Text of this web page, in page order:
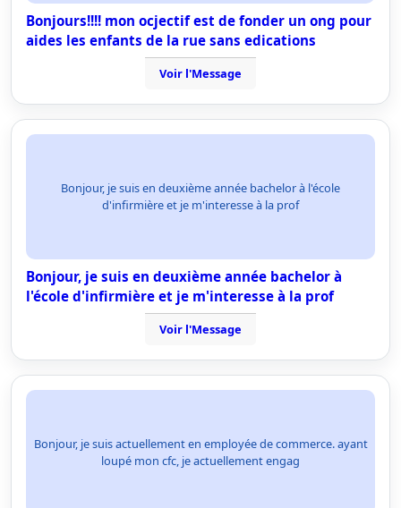
Bonjours!!!! mon ocjectif est de fonder un ong pour
aides les enfants de la rue sans edications
Voir l'Message
Bonjour, je suis en deuxième année bachelor à l'école
d'infirmière et je m'interesse à la prof
Bonjour, je suis en deuxième année bachelor à
l'école d'infirmière et je m'interesse à la prof
Voir l'Message
Bonjour, je suis actuellement en employée de commerce. ayant
loupé mon cfc, je actuellement engag